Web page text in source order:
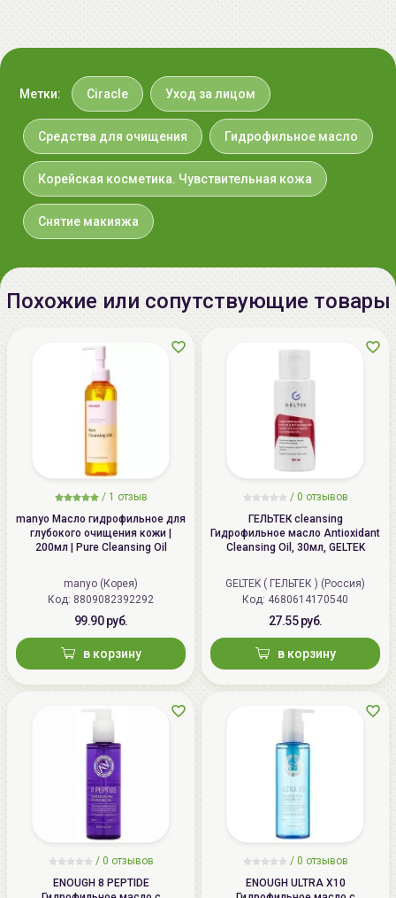
Метки: Ciracle Уход за лицом
Средства для очищения Гидрофильное масло
Корейская косметика. Чувствительная кожа
Снятие макияжа
Похожие или сопутствующие товары
/ 1 отзыв
manyo Масло гидрофильное для
глубокого очищения кожи |
200мл | Pure Cleansing Oil
manyo (Корея)
Код: 8809082392292
99.90 руб.
в корзину
/ 0 отзывов
ГЕЛЬТЕК cleansing
Гидрофильное масло Antioxidant
Cleansing Oil, 30мл, GELTEK
GELTEK ( ГЕЛЬТЕК ) (Россия)
Код: 4680614170540
27.55 руб.
в корзину
/ 0 отзывов
ENOUGH 8 PEPTIDE
/ 0 отзывов
ENOUGH ULTRA X10